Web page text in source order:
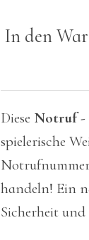
In den
Diese Notruf -
spielerische
handeln! Ein
Sicherheit